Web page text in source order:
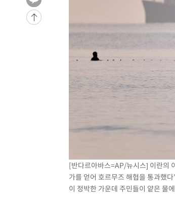
주 날씨]
-2084초 전 >
축구협회 "압수수색·성접대 논란 사과
-601초 전 >
[속보]'압수수색·성접대 논란' 축구협회
'최고 37도' 폭염 지속…강원동해안 최대
[속보]뉴욕증시 상승 마감…S&P 0.6%
[반다르아바스=AP/뉴시스] 이란의
가를 얻어 호르무즈 해협을 통과했
이 정박한 가운데 주민들이 얕은 물